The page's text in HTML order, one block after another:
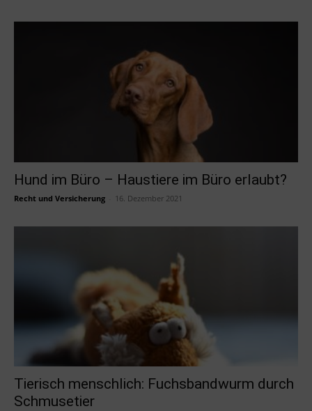
Hund im Büro – Haustiere im Büro erlaubt?
Recht und Versicherung 16. Dezember 2021
Tierisch menschlich: Fuchsbandwurm durch
Schmusetier